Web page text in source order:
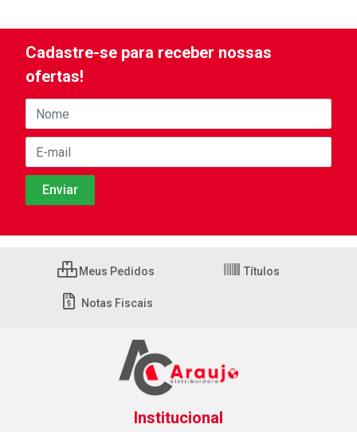
Cadastre-se para receber nossas
ofertas!
Meus Pedidos Títulos
Notas Fiscais
Institucional